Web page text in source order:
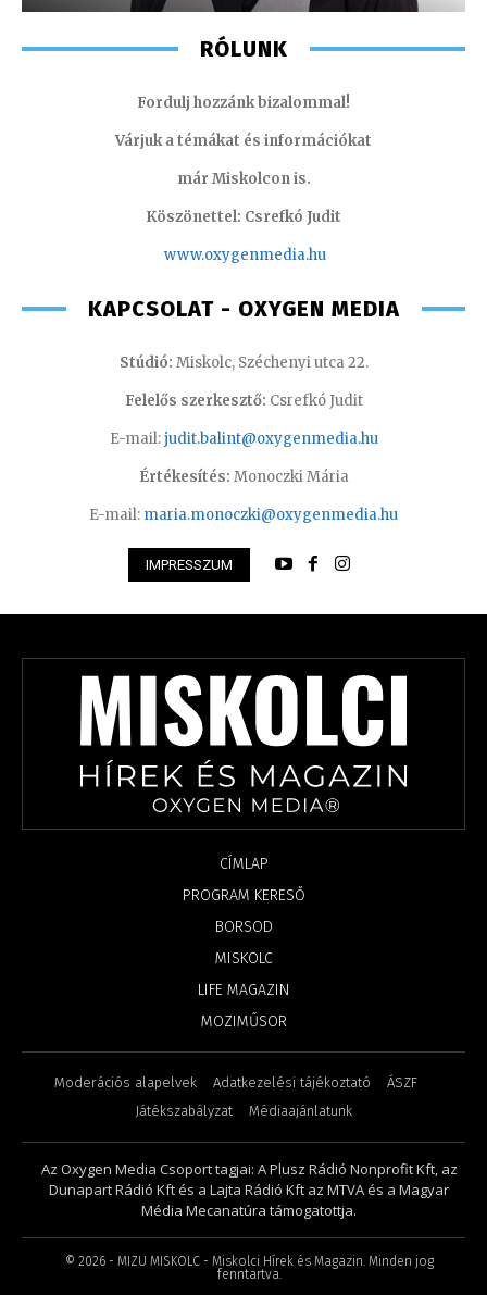
RÓLUNK
Fordulj hozzánk bizalommal!
Várjuk a témákat és információkat
már Miskolcon is.
Köszönettel: Csrefkó Judit
www.oxygenmedia.hu
KAPCSOLAT - OXYGEN MEDIA
Stúdió: Miskolc, Széchenyi utca 22.
Felelős szerkesztő: Csrefkó Judit
E-mail:judit.balint@oxygenmedia.hu
Értékesítés: Monoczki Mária
E-mail: maria.monoczki@oxygenmedia.hu
IMPRESSZUM
CÍMLAP
PROGRAM KERESŐ
BORSOD
MISKOLC
LIFE MAGAZIN
MOZIMŰSOR
Moderációs alapelvek Adatkezelési tájékoztató
ÁSZF
Játékszabályzat
Médiaajánlatunk
Az Oxygen Media Csoport tagjai: A Plusz Rádió Nonprofit Kft, az
Dunapart Rádió Kft és a Lajta Rádió Kft az MTVA és a Magyar
Média Mecanatúra támogatottja.
© 2026- MIZU MISKOLC - Miskolci Hírek és Magazin. Minden jog
fenntartva.